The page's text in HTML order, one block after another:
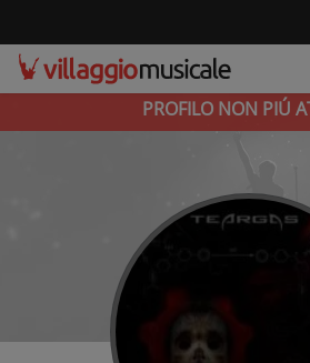
PROFILO NON PIÚ